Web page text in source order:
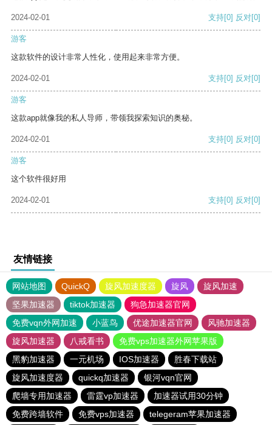
2024-02-01 支持[0] 反对[0]
游客
这款软件的设计非常人性化，使用起来非常方便。
2024-02-01 支持[0] 反对[0]
游客
这款app就像我的私人导师，带领我探索知识的奥秘。
2024-02-01 支持[0] 反对[0]
游客
这个软件很好用
2024-02-01 支持[0] 反对[0]
友情链接
网站地图 QuickQ 旋风加速度器 旋风
旋风加速
坚果加速器
tiktok加速器
狗急加速器官网
免费vqn外网加速
小蓝鸟 优途加速器官网
风驰加速器
旋风加速器
八戒看书
免费vps加速器外网苹果版
黑豹加速器
一元机场 IOS加速器
胜春下载站
旋风加速度器
quickq加速器
银河vqn官网
爬墙专用加速器
雷霆vp加速器
加速器试用30分钟
免费跨墙软件
免费vps加速器 telegeram苹果加速器